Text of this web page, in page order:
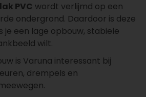
PVC wordt verlijmd op een
ondergrond. Daardoor is deze
je een lage opbouw, stabiele
wilt.
is Varuna interessant bij
drempels en